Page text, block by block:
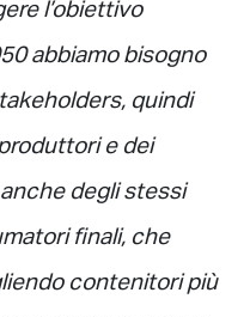
l’obiettivo
abbiamo bisogno
quindi
e dei
degli stessi
finali, che
contenitori più